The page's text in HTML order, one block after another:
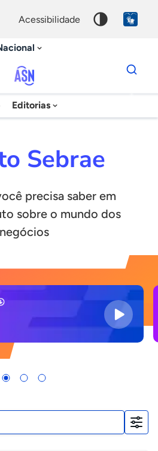
acessibilidade
Agência
Sebrae
Notícias
Editorias
Dados
para
chave
Sebrae
precisa saber em
sobre o mundo dos
negócios